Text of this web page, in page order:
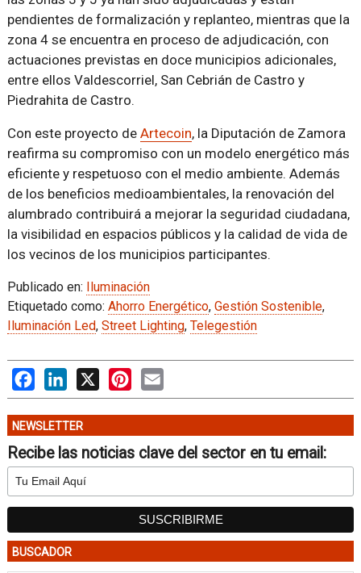
pendientes de formalización y replanteo, mientras que la
zona 4 se encuentra en proceso de adjudicación, con
actuaciones previstas en doce municipios adicionales,
entre ellos Valdescorriel, San Cebrián de Castro y
Piedrahita de Castro.
Con este proyecto de Artecoin, la Diputación de Zamora
reafirma su compromiso con un modelo energético más
eficiente y respetuoso con el medio ambiente. Además
de los beneficios medioambientales, la renovación del
alumbrado contribuirá a mejorar la seguridad ciudadana,
la visibilidad en espacios públicos y la calidad de vida de
los vecinos de los municipios participantes.
Publicado en: Iluminación
Etiquetado como: Ahorro Energético, Gestión Sostenible,
Iluminación Led, Street Lighting, Telegestión
FacebookLinkedIn
X PinterestEmail
NEWSLETTER
Recibe las noticias clave del sector en tu email:
BUSCADOR